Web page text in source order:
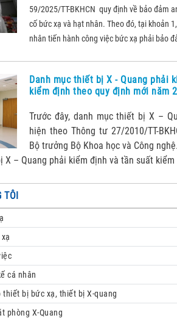
59/2025/TT-BKHCN quy định về bảo đảm
cố bức xạ và hạt nhân. Theo đó, tại khoản
nhân tiến hành công việc bức xạ phải bảo
Danh mục thiết bị X - Quang phải
kiểm định theo quy định mới năm
Trước đây, danh mục thiết bị X –
hiện theo Thông tư 27/2010/TT-
Bộ trưởng Bộ Khoa học và Công
X – Quang phải kiểm định và tần suất
TÔI
cá nhân
thiết bị bức xạ, thiết bị X-quang
phòng X-Quang